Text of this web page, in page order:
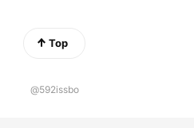
Top
@592issbo